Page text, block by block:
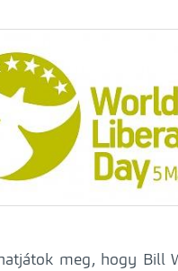
meg, hogy Bill